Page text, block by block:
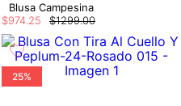
Blusa Campesina
$1299.00
$974.25
25%